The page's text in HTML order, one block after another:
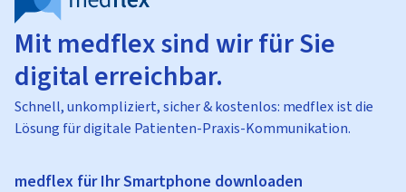
Mit medflex sind wir für Sie
digital erreichbar.
Schnell, unkompliziert, sicher & kostenlos: medflex ist die
Lösung für digitale Patienten-Praxis-Kommunikation.
medflex für Ihr Smartphone downloaden